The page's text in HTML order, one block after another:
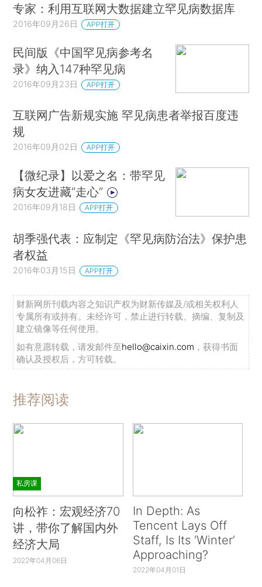
专家：利用互联网大数据建立罕见病数据库
2016年09月26日 APP打开
民间版《中国罕见病参考名
录》纳入147种罕见病
2016年09月23日 APP打开
互联网广告新规实施 罕见病患者举报百度违
规
2016年09月02日 APP打开
【微纪录】以爱之名：带罕见
病女友进藏“走心”
2016年09月18日 APP打开
胡季强代表：应制定《罕见病防治法》保护患
者权益
2016年03月15日 APP打开
财新网所刊载内容之知识产权为财新传媒及/或相关权利人
专属所有或持有。未经许可，禁止进行转载、摘编、复制及
建立镜像等任何使用。
如有意愿转载，请发邮件至hello@caixin.com ，获得书面
确认及授权后，方可转载。
推荐阅读
私房课
向松祚：宏观经济70
讲，带你了解国内外
经济大局
2022年04月06日
In Depth: As
Tencent Lays Off
Staff, Is Its ‘Winter’
Approaching?
2022年04月01日